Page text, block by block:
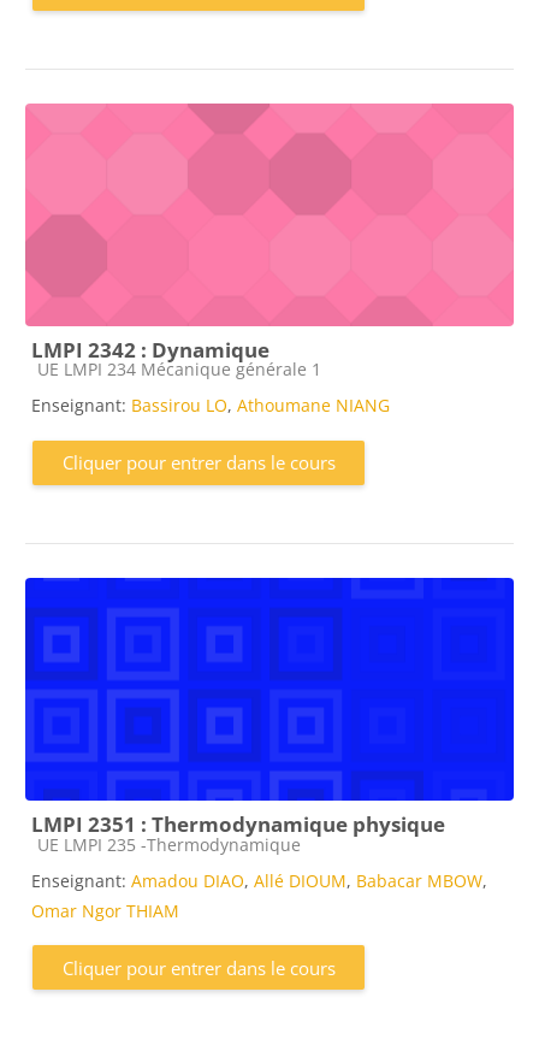
LMPI 2342 : Dynamique
Catégorie de cours
UE LMPI 234 Mécanique générale 1
Enseignant: Bassirou LO, Athoumane NIANG
Cliquer pour entrer dans le cours
LMPI 2351 : Thermodynamique physique
Catégorie de cours
UE LMPI 235 -Thermodynamique
Enseignant: Amadou DIAO, Allé DIOUM, Babacar MBOW,
Omar Ngor THIAM
Cliquer pour entrer dans le cours